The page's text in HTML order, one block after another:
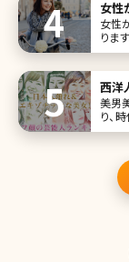
女性
女性
りま
てい
なり
西洋
美男
り、
てい
ハ
つ“